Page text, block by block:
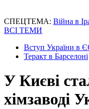
СПЕЦТЕМА: Війна в
ВСІ ТЕМИ
Вступ України в
Теракт в Барселоні
У Києві
хімзаводі